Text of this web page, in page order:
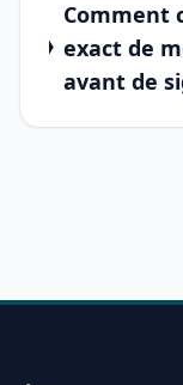
Comment
exact de
avant de